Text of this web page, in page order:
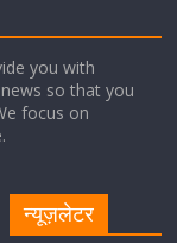
को हर महीने 7 तारीख
दोगुना भुगतान
you with
so that you
focus on
न्यूज़लेटर